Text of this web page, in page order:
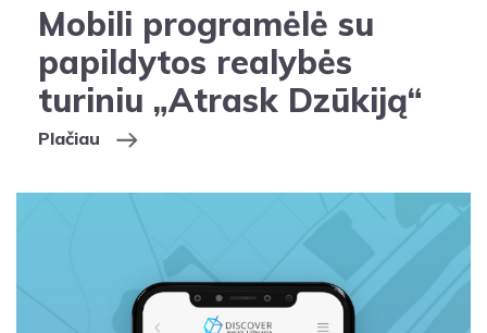
Mobili programėlė su
papildytos realybės
turiniu „Atrask Dzūkiją“
Plačiau